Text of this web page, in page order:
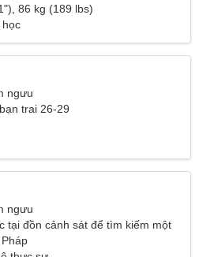
86 kg (189 lbs)
ngưu
trai 26-29
ngưu
tại đồn cảnh sát để tìm kiếm một
tử tế